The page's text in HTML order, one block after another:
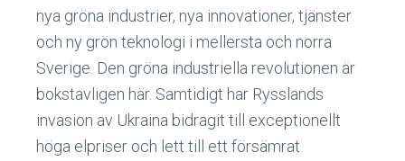
nya gröna industrier, nya innovationer, tjänster
och ny grön teknologi i mellersta och norra
Sverige. Den gröna industriella revolutionen är
bokstavligen här. Samtidigt har Rysslands
invasion av Ukraina bidragit till exceptionellt
höga elpriser och lett till ett försämrat